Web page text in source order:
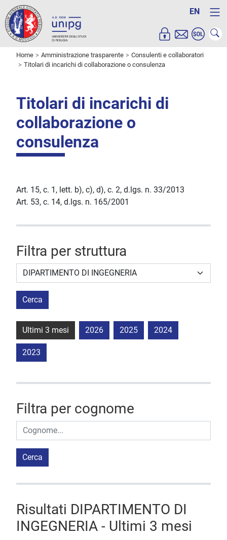
EN
Home Amministrazione trasparente
Consulenti e collaboratori
Titolari di incarichi di collaborazione o consulenza
Titolari di incarichi di
collaborazione o
consulenza
Art. 15, c. 1, lett. b), c), d), c. 2, d.lgs. n. 33/2013
Art. 53, c. 14, d.lgs. n. 165/2001
Filtra per struttura
Struttura stipulante
Cerca
Ultimi 3 mesi 2026 2025 2024
2023
Filtra per cognome
Cognome
Cerca
Risultati DIPARTIMENTO DI
INGEGNERIA - Ultimi 3 mesi